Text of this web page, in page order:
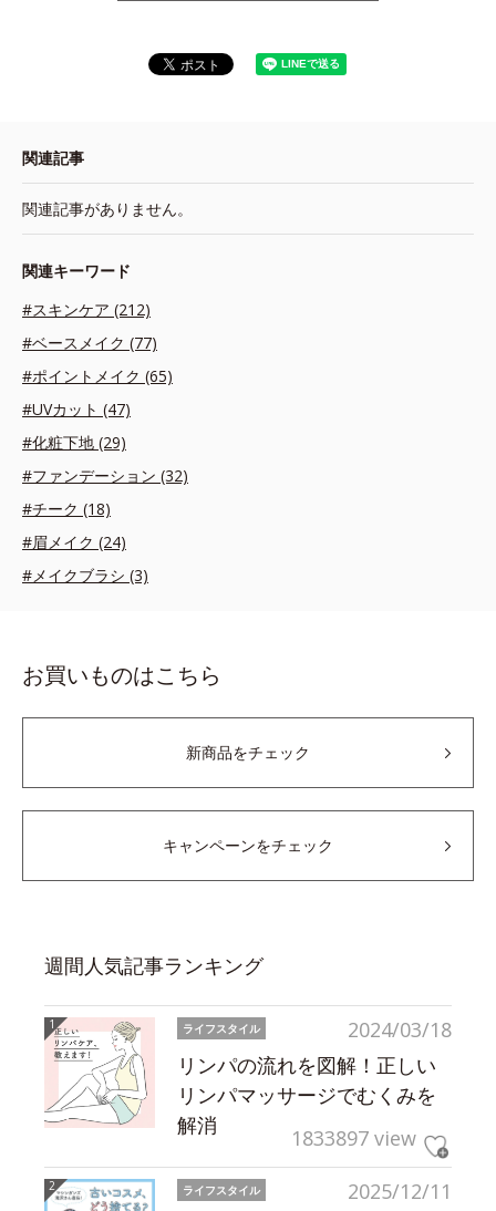
関連記事
関連記事がありません。
関連キーワード
#スキンケア (212)
#ベースメイク (77)
#ポイントメイク (65)
#UVカット (47)
#化粧下地 (29)
#ファンデーション (32)
#チーク (18)
#眉メイク (24)
#メイクブラシ (3)
お買いものはこちら
新商品をチェック
キャンペーンをチェック
週間人気記事ランキング
2024/03/18
ライフスタイル
リンパの流れを図解！正しい
リンパマッサージでむくみを
解消
1833897 view
2025/12/11
ライフスタイル